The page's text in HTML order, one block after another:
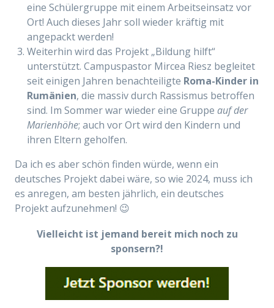
eine Schülergruppe mit einem Arbeitseinsatz vor
Ort! Auch dieses Jahr soll wieder kräftig mit
angepackt werden!
Weiterhin wird das Projekt „Bildung hilft“
unterstützt. Campuspastor Mircea Riesz begleitet
seit einigen Jahren benachteiligte Roma-Kinder in
Rumänien, die massiv durch Rassismus betroffen
sind. Im Sommer war wieder eine Gruppe auf der
Marienhöhe; auch vor Ort wird den Kindern und
ihren Eltern geholfen.
Da ich es aberschön finden würde, wenn ein
deutsches Projekt dabei wäre, so wie 2024, muss ich
es anregen, am besten jährlich, ein deutsches
Projekt aufzunehmen! 😉
Vielleicht ist jemand bereit mich noch zu
sponsern?!